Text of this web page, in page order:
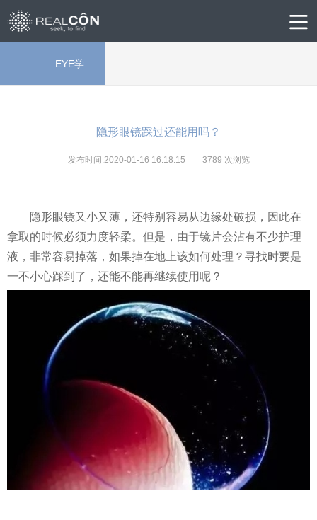
EYE学
隐形眼镜踩过还能用吗？
发布时间:2020-01-16 16:18:15 3789 次浏览
隐形眼镜又小又薄，还特别容易从边缘处破损，因此在
拿取的时候必须力度轻柔。但是，由于镜片会沾有不少护理
液，非常容易掉落，如果掉在地上该如何处理？寻找时要是
一不小心踩到了，还能不能再继续使用呢？